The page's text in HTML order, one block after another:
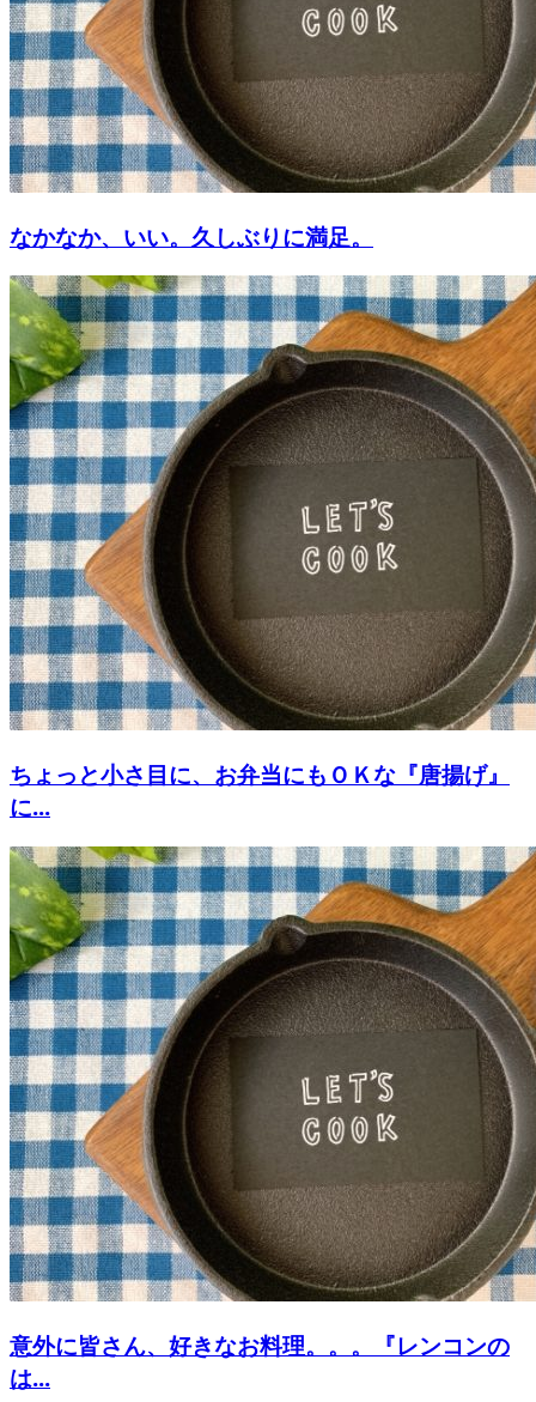
なかなか、いい。久しぶりに満足。
ちょっと小さ目に、お弁当にもＯＫな『唐揚げ』
に...
意外に皆さん、好きなお料理。。。『レンコンの
は...